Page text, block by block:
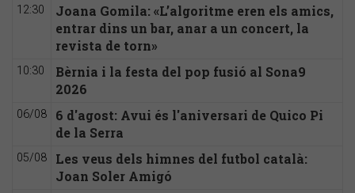
12:30
Joana Gomila: «L’algoritme eren els amics,
entrar dins un bar, anar a un concert, la
revista de torn»
10:30
Bèrnia i la festa del pop fusió al Sona9
2026
06/08
6 d'agost: Avui és l'aniversari de Quico Pi
de la Serra
05/08
Les veus dels himnes del futbol català:
Joan Soler Amigó